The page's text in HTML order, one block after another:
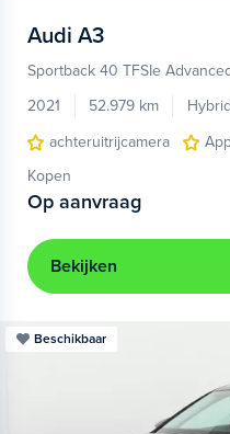
Audi A3
Sportback 40 TFSIe
2021
52.979 km
achteruitrijcamera
Kopen
Op aanvraag
Bekijken
Beschikbaar